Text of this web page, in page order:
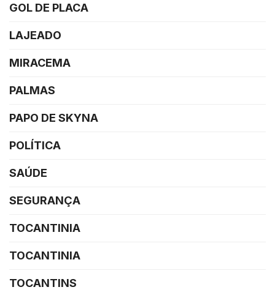
GOL DE PLACA
LAJEADO
MIRACEMA
PALMAS
PAPO DE SKYNA
POLÍTICA
SAÚDE
SEGURANÇA
TOCANTINIA
TOCANTINIA
TOCANTINS